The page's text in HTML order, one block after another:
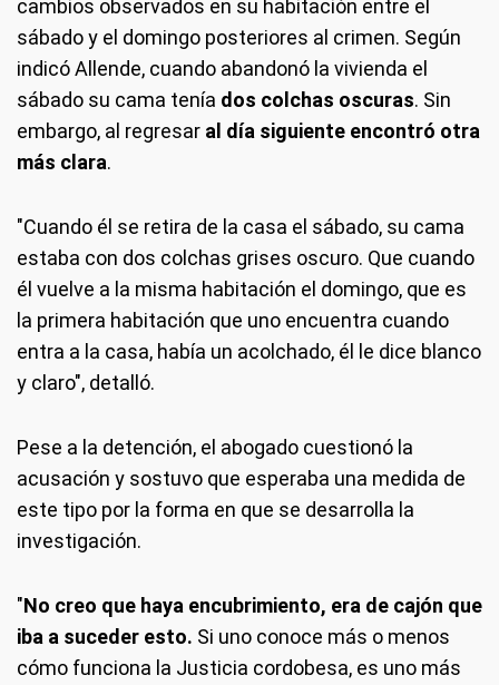
cambios observados en su habitación entre el
sábado y el domingo posteriores al crimen. Según
indicó Allende, cuando abandonó la vivienda el
sábado su cama tenía dos colchas oscuras. Sin
embargo, al regresar al día siguiente encontró otra
más clara.
"Cuando él se retira de la casa el sábado, su cama
estaba con dos colchas grises oscuro. Que cuando
él vuelve a la misma habitación el domingo, que es
la primera habitación que uno encuentra cuando
entra a la casa, había un acolchado, él le dice blanco
y claro", detalló.
Pese a la detención, el abogado cuestionó la
acusación y sostuvo que esperaba una medida de
este tipo por la forma en que se desarrolla la
investigación.
"No creo que haya encubrimiento, era de cajón que
iba a suceder esto. Si uno conoce más o menos
cómo funciona la Justicia cordobesa, es uno más